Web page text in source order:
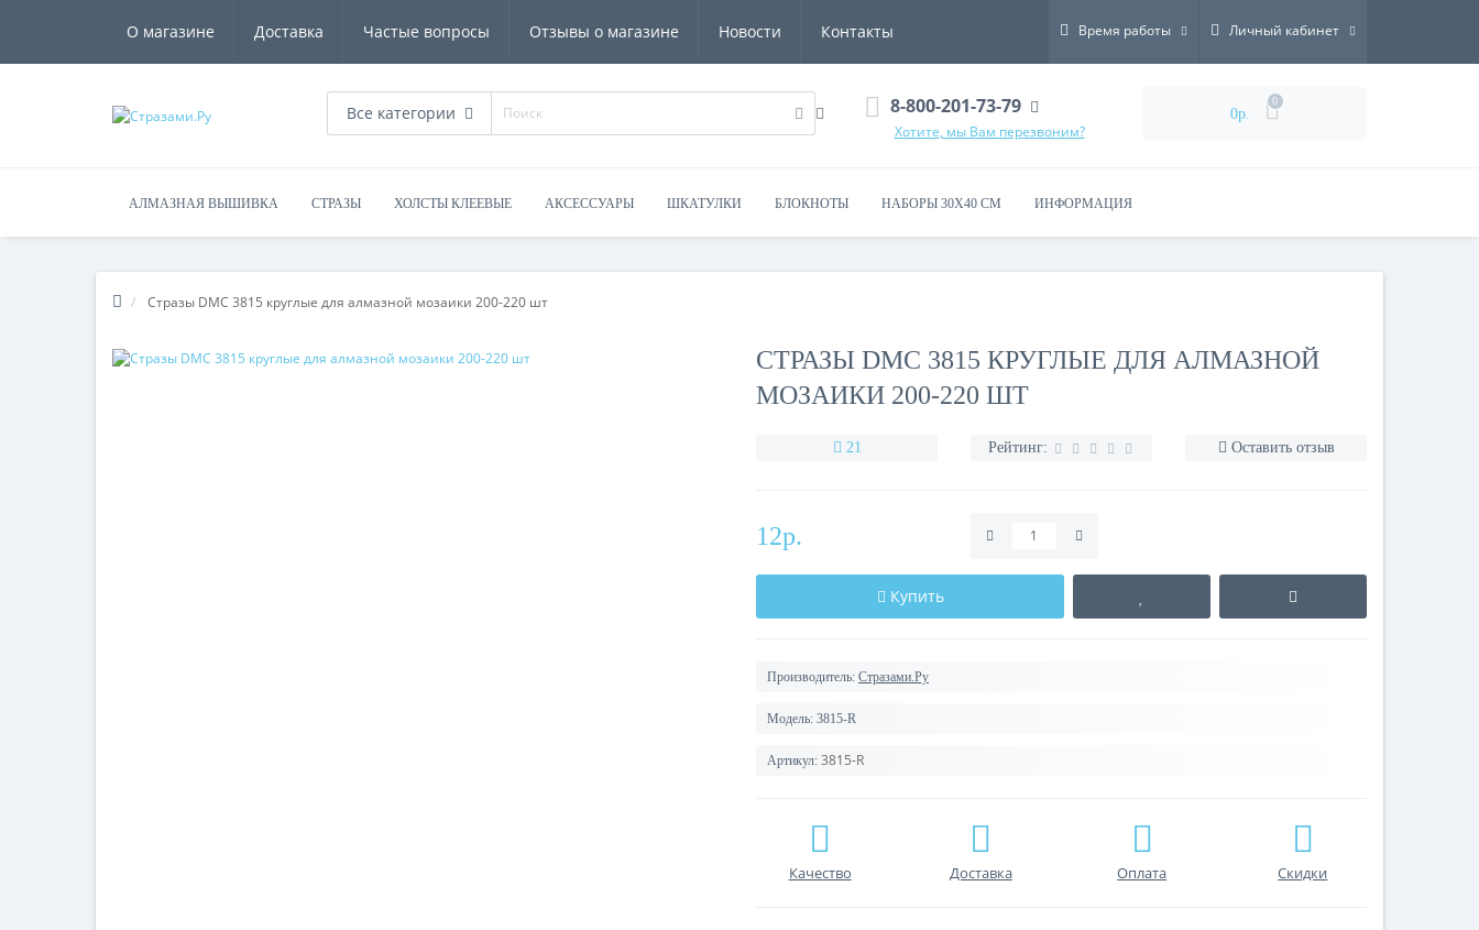
О магазине Доставка Частые вопросы Отзывы о магазине Новости Контакты Время работы Личный кабинет
Все категории 8-800-201-73-79
Хотите, мы Вам перезвоним?
0р.
0
АЛМАЗНАЯ ВЫШИВКА СТРАЗЫ ХОЛСТЫ КЛЕЕВЫЕ АКСЕССУАРЫ ШКАТУЛКИ БЛОКНОТЫ НАБОРЫ 30Х40 СМ ИНФОРМАЦИЯ
Стразы DMC 3815 круглые для алмазной мозаики 200-220 шт
СТРАЗЫ DMC 3815 КРУГЛЫЕ ДЛЯ АЛМАЗНОЙ
МОЗАИКИ 200-220 ШТ
21 Рейтинг: Оставить отзыв
12р.
Купить
Производитель: Стразами.Ру
Модель: 3815-R
Артикул: 3815-R
Качество Доставка Оплата Скидки